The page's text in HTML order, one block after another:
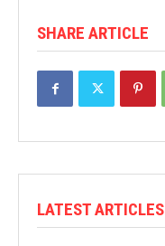
SHARE ARTICLE
LATEST ARTICLES